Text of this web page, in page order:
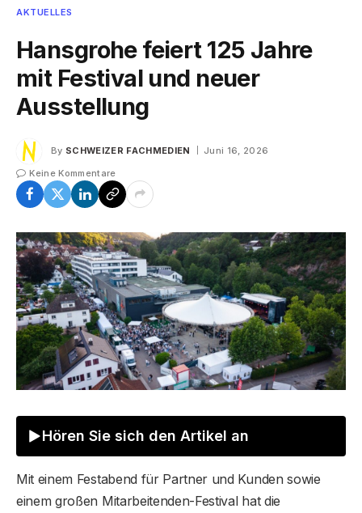
AKTUELLES
Hansgrohe feiert 125 Jahre
mit Festival und neuer
Ausstellung
By SCHWEIZER FACHMEDIEN
Juni 16, 2026
Keine Kommentare
Hören Sie sich den Artikel an
Mit einem Festabend für Partner und Kunden sowie
einem großen Mitarbeitenden-Festival hat die